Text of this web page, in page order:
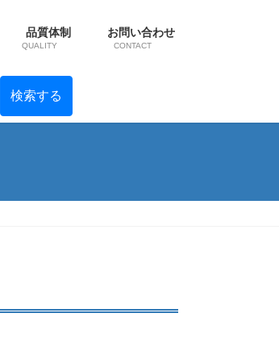
品質体制
QUALITY
お問い合わせ
CONTACT